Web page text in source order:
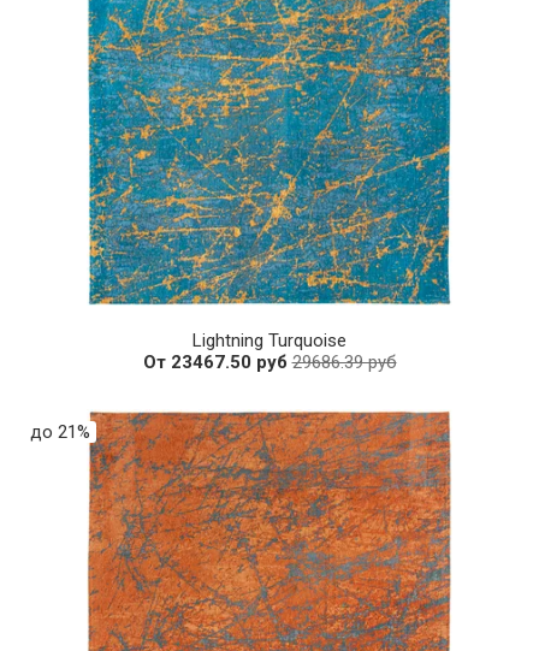
Lightning Turquoise
От 23467.50 руб29686.39 руб
до 21%